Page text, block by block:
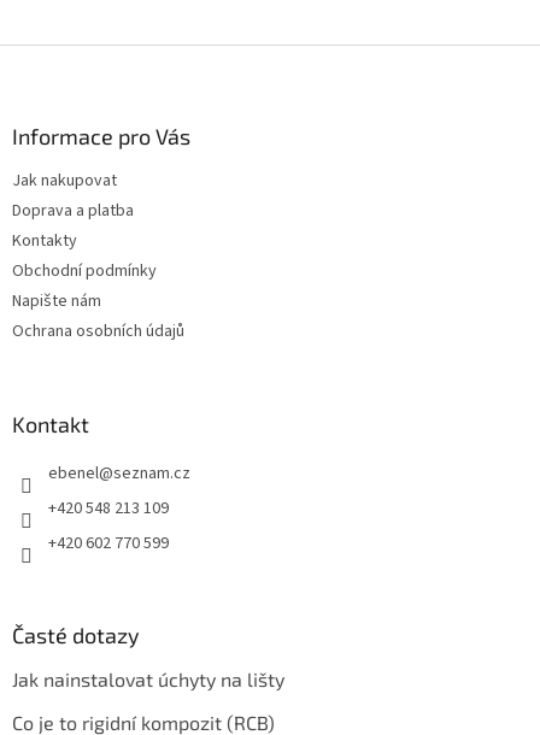
Informace pro Vás
Jak nakupovat
Doprava a platba
Kontakty
Obchodní podmínky
Napište nám
Ochrana osobních údajů
Kontakt
ebenel@seznam.cz
+420 548 213 109
+420 602 770 599
Časté dotazy
Jak nainstalovat úchyty na lišty
Co je to rigidní kompozit (RCB)